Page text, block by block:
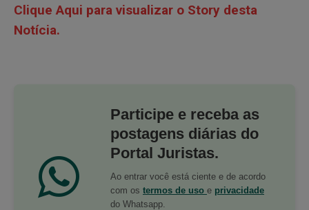
Clique Aqui para visualizar o Story desta
Notícia.
Participe e receba as
postagens diárias do
Portal Juristas.
Ao entrar você está ciente e de acordo
com os termos de uso e privacidade
do Whatsapp.